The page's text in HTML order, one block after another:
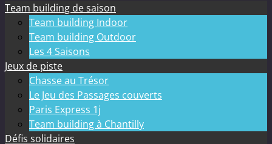
Team building de saison
Team building Indoor
Team building Outdoor
Les 4 Saisons
Jeux de piste
Chasse au Trésor
Le Jeu des Passages couverts
Paris Express 1j
Team building à Chantilly
Défis solidaires